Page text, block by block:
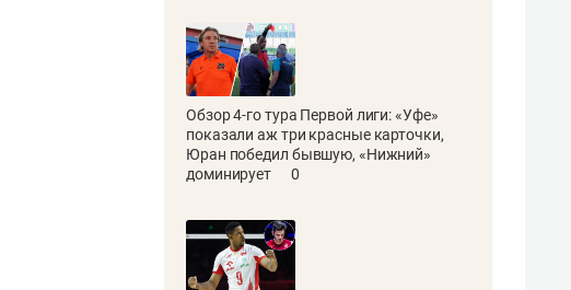
Обзор 4-го тура Первой лиги: «Уфе»
показали аж три красные карточки,
Юран победил бывшую, «Нижний»
доминирует
0